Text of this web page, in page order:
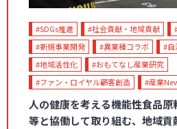
#SDGs推進 #社会貢献・地域貢献
#新規事業開発
#異業種コラボ
#自
#地域活性化
#おもてなし産業研究
#ファン・ロイヤル顧客創造
#産業
人の健康を考える機能性食品
等と協働して取り組む、地域貢